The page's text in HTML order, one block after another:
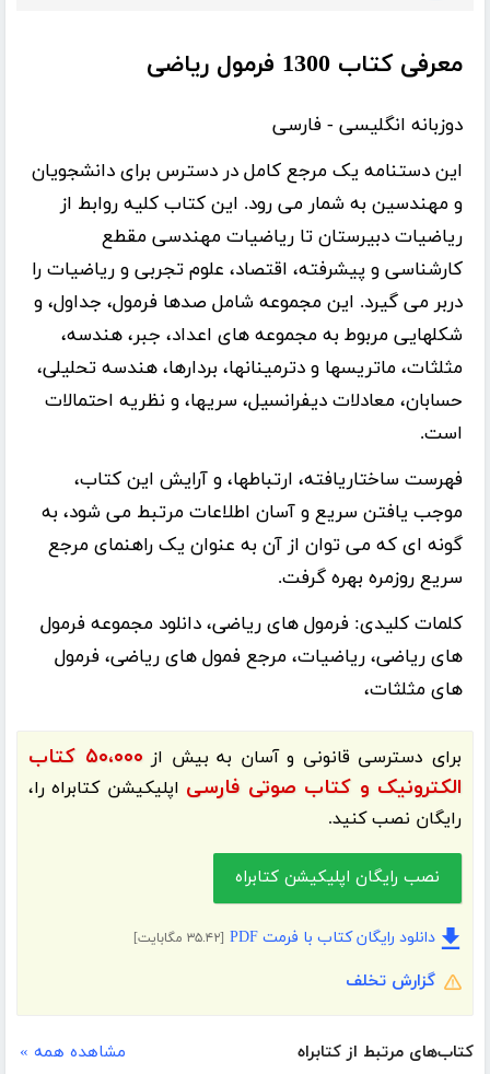
معرفی کتاب 1300 فرمول ریاضی
دوزبانه انگلیسی - فارسی
این دستنامه یک مرجع کامل در دسترس برای دانشجویان
و مهندسین به شمار می رود. این کتاب کلیه روابط از
ریاضیات دبیرستان تا ریاضیات مهندسی مقطع
کارشناسی و پیشرفته، اقتصاد، علوم تجربی و ریاضیات را
دربر می گیرد. این مجموعه شامل صدها فرمول، جداول، و
شکلهایی مربوط به مجموعه های اعداد، جبر، هندسه،
مثلثات، ماتریسها و دترمینانها، بردارها، هندسه تحلیلی،
حسابان، معادلات دیفرانسیل، سریها، و نظریه احتمالات
است.
فهرست ساختاریافته، ارتباطها، و آرایش این کتاب،
موجب یافتن سریع و آسان اطلاعات مرتبط می شود، به
گونه ای که می توان از آن به عنوان یک راهنمای مرجع
سریع روزمره بهره گرفت.
کلمات کلیدی: فرمول های ریاضی، دانلود مجموعه فرمول
های ریاضی، ریاضیات، مرجع فمول های ریاضی، فرمول
های مثلثات،
برای دسترسی قانونی و آسان به بیش از
۵۰،۰۰۰ کتاب
الکترونیک و کتاب صوتی فارسی اپلیکیشنکتابراهرا،
رایگان نصب کنید.
نصب رایگان اپلیکیشن کتابراه
دانلود رایگان کتاب با فرمت PDF [۳۵.۴۲ مگابایت]
گزارش تخلف
کتاب‌های مرتبط از کتابراه مشاهده همه »